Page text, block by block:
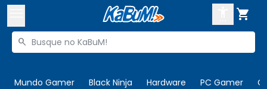

Buscar produtos

Mundo Gamer Black Ninja Hardware PC Gamer